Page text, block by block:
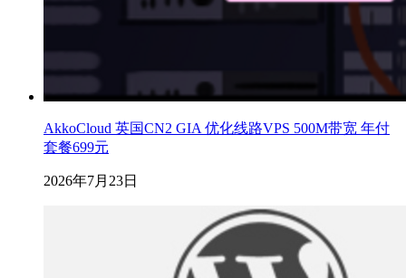
AkkoCloud 英国CN2 GIA 优化线路VPS 500M带宽 年付
套餐699元
2026年7月23日